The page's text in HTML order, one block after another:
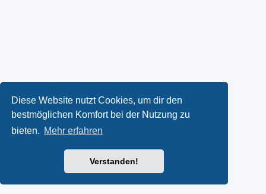
Diese Website nutzt Cookies, um dir den
bestmöglichen Komfort bei der Nutzung zu
bieten. Mehr erfahren
Verstanden!